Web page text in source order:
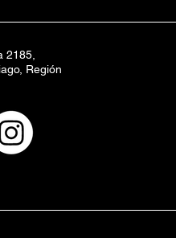
2185,
Región